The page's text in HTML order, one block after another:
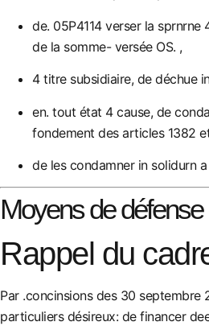
de. 05P4114 verser la
de la somme- versée OS. ,
4 titre subsidiaire, de déchue
en. tout état 4 cause, de
fondement des articles 1382
de les condamner in solidurn
Moyens de
Rappel du
Par .concinsions des 30 septembre
particuliers désireux: de financer